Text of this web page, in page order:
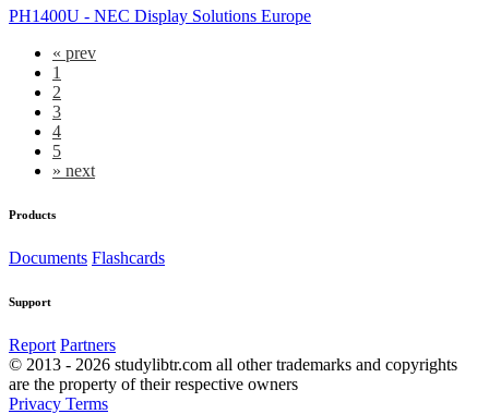
PH1400U - NEC Display Solutions Europe
« prev
1
2
3
4
5
» next
Products
Documents Flashcards
Support
Report Partners
© 2013 - 2026 studylibtr.com all other trademarks and copyrights
are the property of their respective owners
Privacy Terms